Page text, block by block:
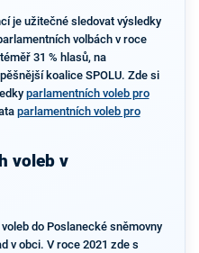
je užitečné sledovat výsledky
volbách v roce
31 % hlasů, na
koalice SPOLU. Zde si
parlamentních voleb pro
parlamentních voleb pro
voleb v
do Poslanecké sněmovny
v obci. V roce 2021 zde s